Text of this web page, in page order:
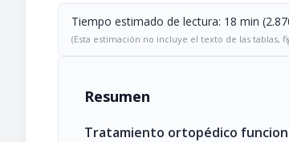
Tiempo estimado de lectura: 18 min
(Esta estimación no incluye el texto de las tablas,
Resumen
Tratamiento ortopédico